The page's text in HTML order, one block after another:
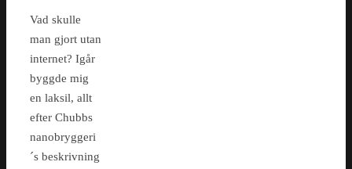
Vad skulle
man gjort utan
internet? Igår
byggde mig
en laksil, allt
efter Chubbs
nanobryggeri
´s beskrivning